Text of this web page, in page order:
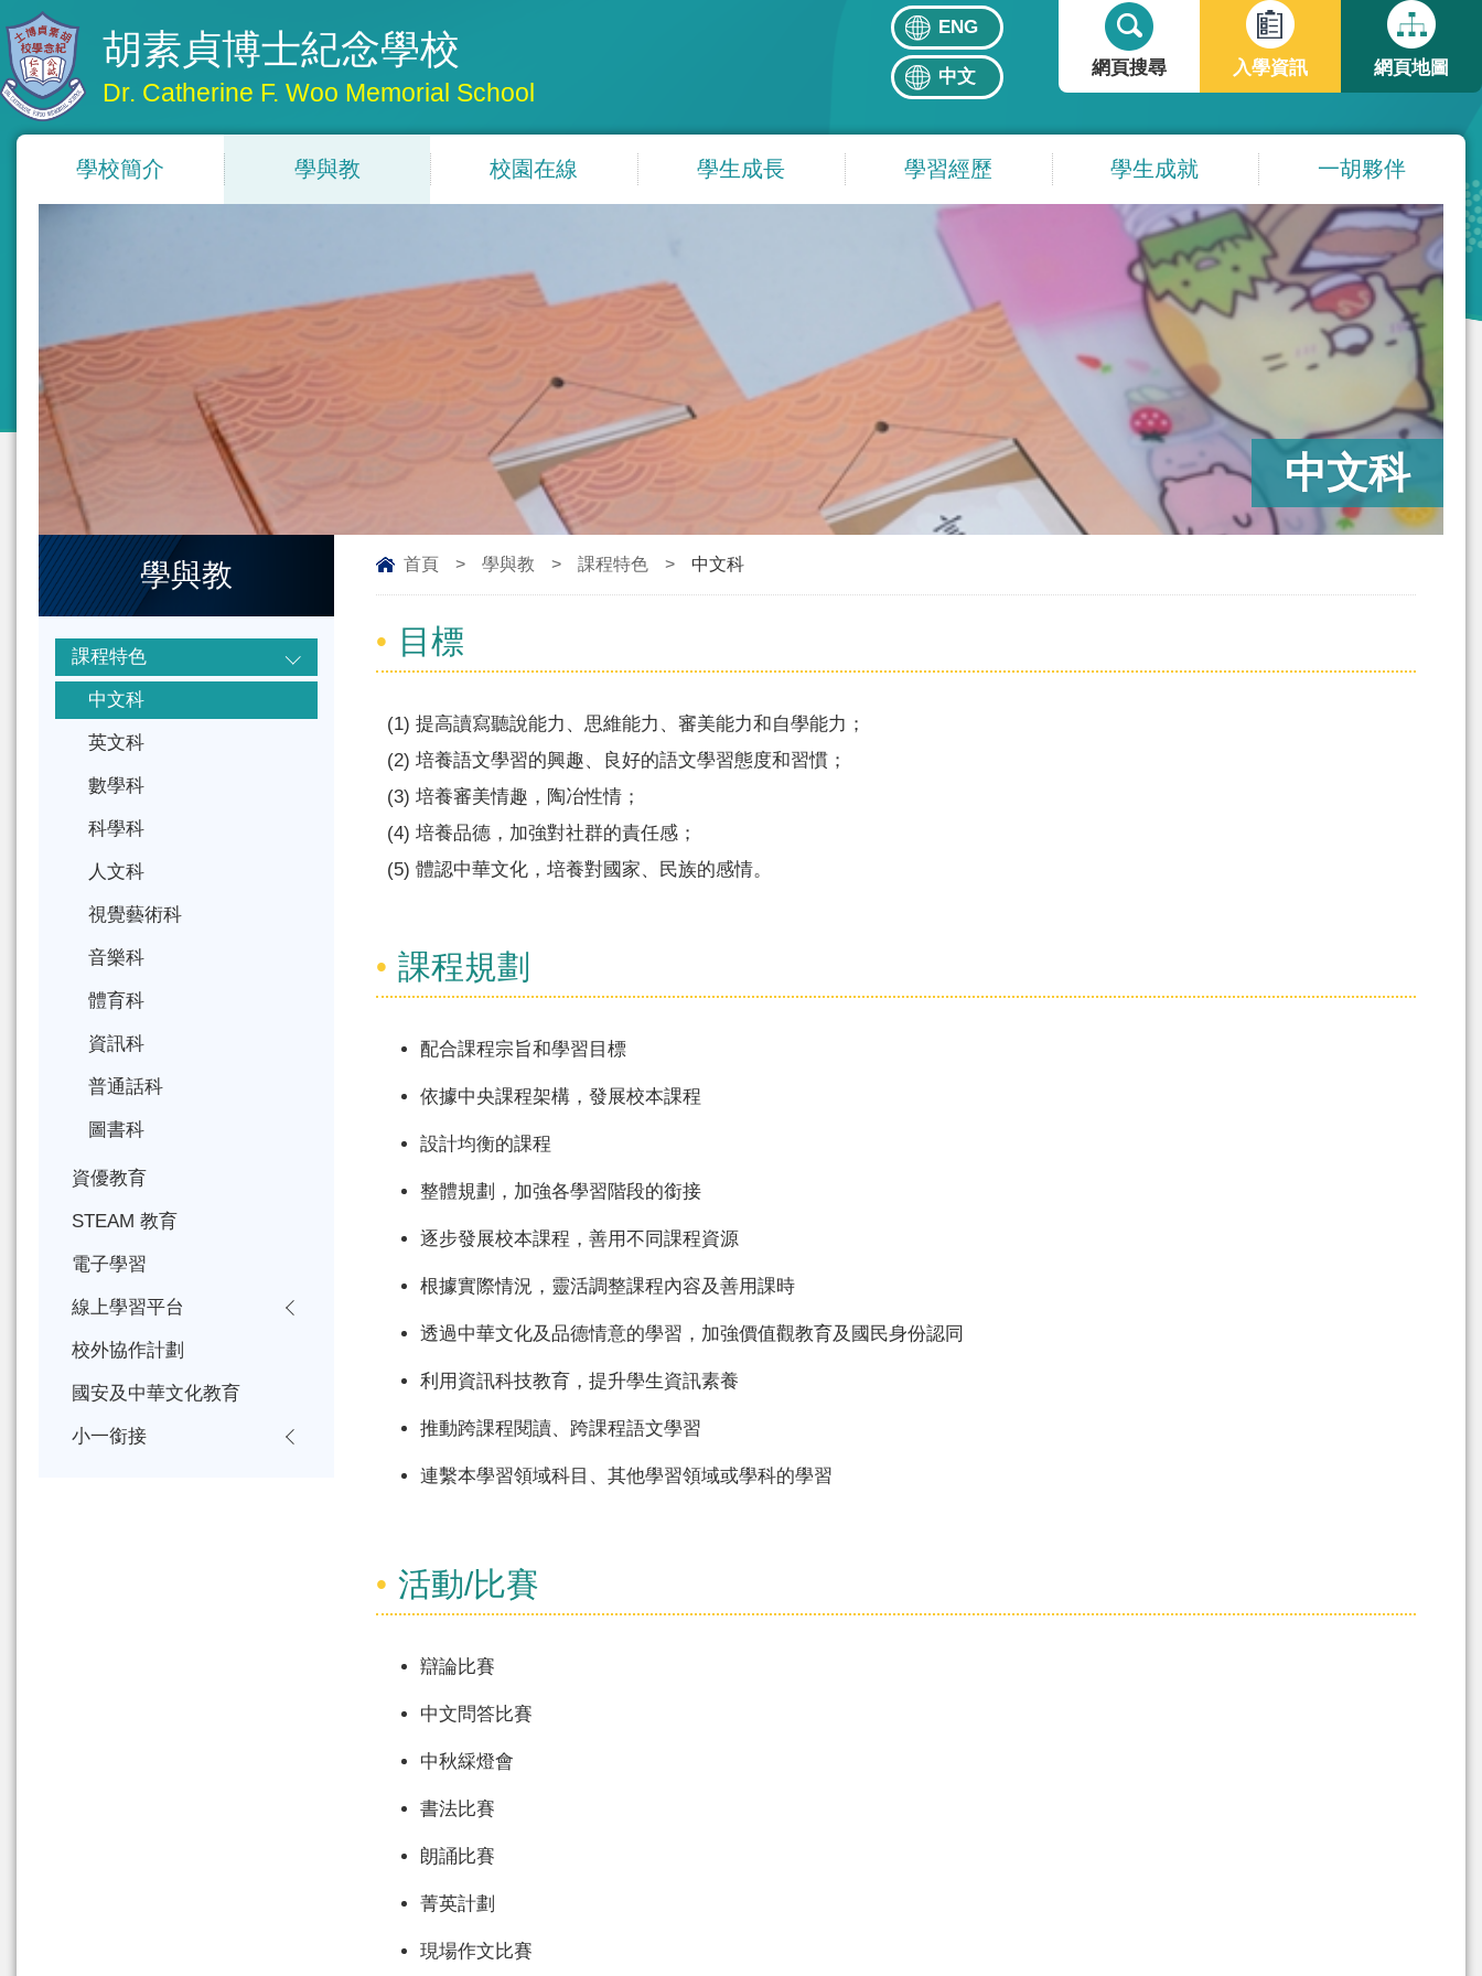
胡素貞博士紀念學校
Dr. Catherine F. Woo Memorial School
ENG
中文
搜
尋
表
單
網頁搜尋
入學資訊 網頁地圖
學校簡介 學與教 校園在線 學生成長 學習經歷 學生成就 一胡夥伴
中文科
首頁 > 學與教 > 課程特色 > 中文科
目標
(1) 提高讀寫聽說能力、思維能力、審美能力和自學能力；
(2) 培養語文學習的興趣、良好的語文學習態度和習慣；
(3) 培養審美情趣，陶冶性情；
(4) 培養品德，加強對社群的責任感；
(5) 體認中華文化，培養對國家、民族的感情。
課程規劃
配合課程宗旨和學習目標
依據中央課程架構，發展校本課程
設計均衡的課程
整體規劃，加強各學習階段的銜接
逐步發展校本課程，善用不同課程資源
根據實際情況，靈活調整課程內容及善用課時
透過中華文化及品德情意的學習，加強價值觀教育及國民身份認同
利用資訊科技教育，提升學生資訊素養
推動跨課程閱讀、跨課程語文學習
連繫本學習領域科目、其他學習領域或學科的學習
活動/比賽
辯論比賽
中文問答比賽
中秋綵燈會
書法比賽
朗誦比賽
菁英計劃
現場作文比賽
學與教
課程特色
中文科
英文科
數學科
科學科
人文科
視覺藝術科
音樂科
體育科
資訊科
普通話科
圖書科
資優教育
STEAM 教育
電子學習
線上學習平台
校外協作計劃
國安及中華文化教育
小一銜接